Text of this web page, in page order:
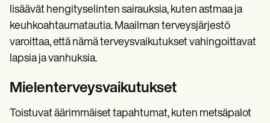
lisäävät hengityselinten sairauksia, kuten astmaa ja
keuhkoahtaumatautia. Maailman terveysjärjestö
varoittaa, että nämä terveysvaikutukset vahingoittavat
lapsia ja vanhuksia.
Mielenterveysvaikutukset
Toistuvat äärimmäiset tapahtumat, kuten metsäpalot